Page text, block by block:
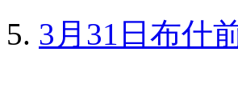
3月31日布什